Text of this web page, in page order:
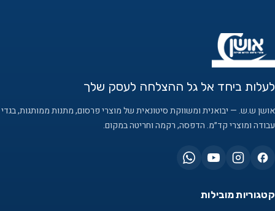
לעלות ביחד אל גל ההצלחה לעסק שלך
אושן ש.ש. — יבואנית ומשווקת סיטונאית של מוצרי פרסום, מתנות ממותגות, בגדי
עבודה ומוצרי קד״מ. הדפסה, רקמה וחריטה במקום.
קטגוריות מובילות